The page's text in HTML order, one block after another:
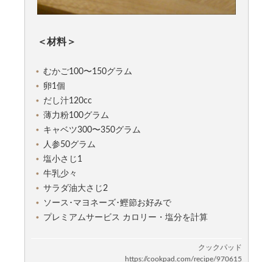
＜材料＞
むかご100〜150グラム
卵1個
だし汁120cc
薄力粉100グラム
キャベツ300〜350グラム
人参50グラム
塩小さじ1
牛乳少々
サラダ油大さじ2
ソース･マヨネーズ･鰹節お好みで
プレミアムサービス カロリー・塩分を計算